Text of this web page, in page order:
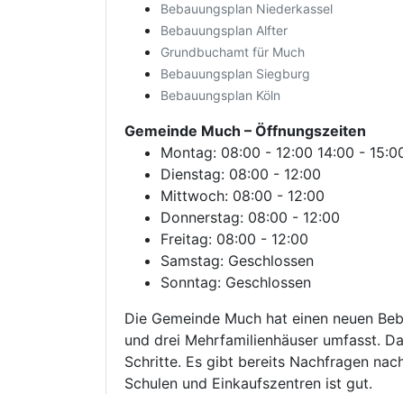
Bebauungsplan Niederkassel
Bebauungsplan Alfter
Grundbuchamt für Much
Bebauungsplan Siegburg
Bebauungsplan Köln
Gemeinde Much – Öffnungszeiten
Montag: 08:00 - 12:00 14:00 -
Dienstag: 08:00 - 12:00
Mittwoch: 08:00 - 12:00
Donnerstag: 08:00 - 12:00
Freitag: 08:00 - 12:00
Samstag: Geschlossen
Sonntag: Geschlossen
Die Gemeinde Much hat einen neuen
und drei Mehrfamilienhäuser umfasst.
Schritte. Es gibt bereits Nachfragen
Schulen und Einkaufszentren ist gut.